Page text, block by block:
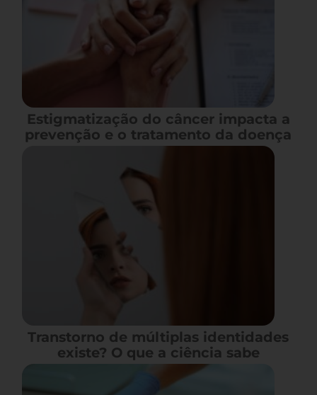
Estigmatização do câncer impacta a
prevenção e o tratamento da doença
Transtorno de múltiplas identidades
existe? O que a ciência sabe